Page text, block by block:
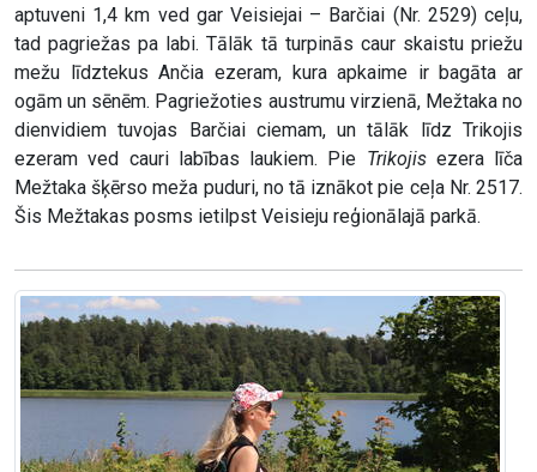
aptuveni 1,4 km ved gar Veisiejai – Barčiai (Nr. 2529) ceļu,
tad pagriežas pa labi. Tālāk tā turpinās caur skaistu priežu
mežu līdztekus Ančia ezeram, kura apkaime ir bagāta ar
ogām un sēnēm. Pagriežoties austrumu virzienā, Mežtaka no
dienvidiem tuvojas Barčiai ciemam, un tālāk līdz Trikojis
ezeram ved cauri labības laukiem. Pie Trikojis ezera līča
Mežtaka šķērso meža puduri, no tā iznākot pie ceļa Nr. 2517.
Šis Mežtakas posms ietilpst Veisieju reģionālajā parkā.